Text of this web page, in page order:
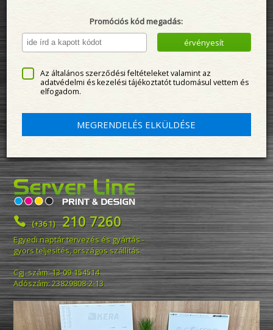
Promóciós kód megadás:
érvényesít
Az általános szerződési feltételeket valamint az
adatvédelmi és kezelési tájékoztatót tudomásul vettem és
elfogadom.
MEGRENDELÉS ELKÜLDÉSE
 (+36 1)210 7260
Egyedi naptár tervezés és gyártás -
gyors teljesítés, országos szállítás.
Cgj. szám: 13-09-154514
Adószám: 23829808-2-13